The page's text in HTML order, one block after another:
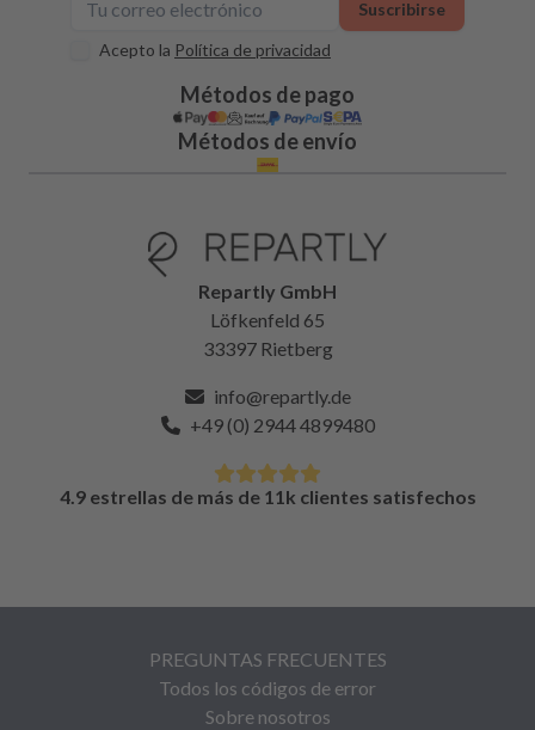
Acepto la Política de privacidad
Suscribirse
Métodos de pago
Métodos de envío
Repartly GmbH
Löfkenfeld 65
33397 Rietberg
info@repartly.de
+49 (0) 2944 4899480
4.9 estrellas de más de 11k clientes satisfechos
PREGUNTAS FRECUENTES
Todos los códigos de error
Sobre nosotros